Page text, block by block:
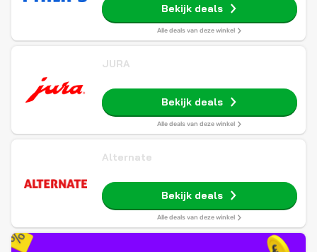
Bekijk deals
Alle deals van deze winkel
JURA
Bekijk deals
Alle deals van deze winkel
Alternate
Bekijk deals
Alle deals van deze winkel